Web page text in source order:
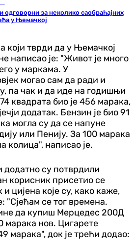
одговорни за неколико саобраћајних
у Њемачкој
који тврди да у Њемачкој
написао је: "Живот је много
у маркама. У
могао сам да ради и
па чак и да иде на годишњи
квадрата био је 456 марака,
додатак. Бензин је био 91
могла су да се напуне
или Пенију. За 100 марака
колица", написао је.
додатно су потврдили
корисник присетио се
цијена које су, како каже,
"Сјећам се тог времена.
да купиш Мерцедес 200Д
марака нов. Цигарете
марака", док је трећи додао: